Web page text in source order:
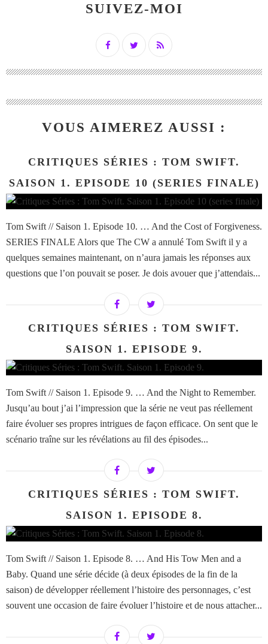
SUIVEZ-MOI
VOUS AIMEREZ AUSSI :
CRITIQUES SÉRIES : TOM SWIFT.
SAISON 1. EPISODE 10 (SERIES FINALE)
Tom Swift // Saison 1. Episode 10. … And the Cost of Forgiveness.
SERIES FINALE Alors que The CW a annulé Tom Swift il y a
quelques semaines maintenant, on n’aura jamais les réponses aux
questions que l’on pouvait se poser. Je dois avouer que j’attendais...
CRITIQUES SÉRIES : TOM SWIFT.
SAISON 1. EPISODE 9.
Tom Swift // Saison 1. Episode 9. … And the Night to Remember.
Jusqu’au bout j’ai l’impression que la série ne veut pas réellement
faire évoluer ses propres intrigues de façon efficace. On sent que le
scénario traîne sur les révélations au fil des épisodes...
CRITIQUES SÉRIES : TOM SWIFT.
SAISON 1. EPISODE 8.
Tom Swift // Saison 1. Episode 8. … And His Tow Men and a
Baby. Quand une série décide (à deux épisodes de la fin de la
saison) de développer réellement l’histoire des personnages, c’est
souvent une occasion de faire évoluer l’histoire et de nous attacher...